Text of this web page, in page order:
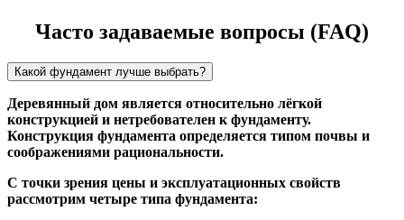
Часто задаваемые вопросы (FAQ)
Какой фундамент лучше выбрать?
Деревянный дом является относительно лёгкой
конструкцией и нетребователен к фундаменту.
Конструкция фундамента определяется типом почвы и
соображениями рациональности.
С точки зрения цены и эксплуатационных свойств
рассмотрим четыре типа фундамента: